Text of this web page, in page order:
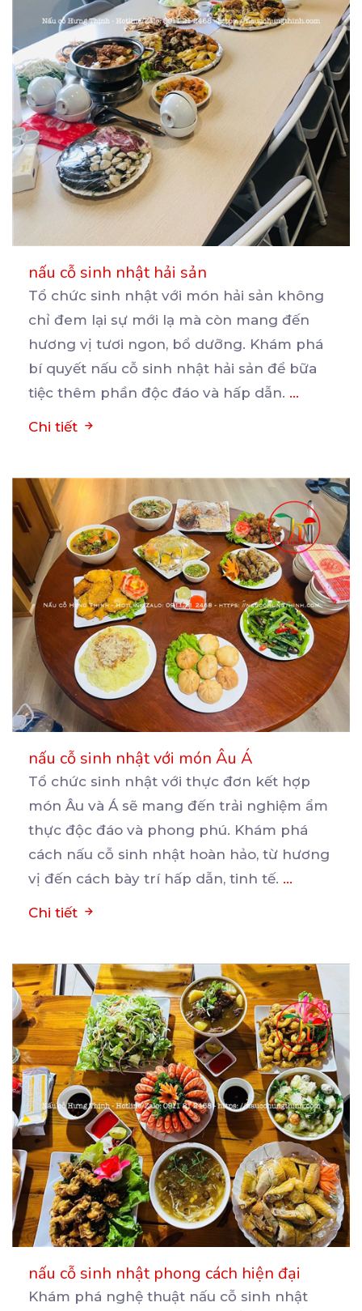
nấu cỗ sinh nhật hải sản
Tổ chức sinh nhật với món hải sản không
chỉ đem lại sự mới lạ mà còn mang đến
hương vị tươi ngon, bổ dưỡng. Khám phá
bí quyết nấu cỗ sinh nhật hải sản để bữa
tiệc thêm phần độc đáo và hấp dẫn. ...
Chi tiết
nấu cỗ sinh nhật với món Âu Á
Tổ chức sinh nhật với thực đơn kết hợp
món Âu và Á sẽ mang đến trải nghiệm ẩm
thực độc đáo và phong phú. Khám phá
cách nấu cỗ sinh nhật hoàn hảo, từ hương
vị đến cách bày trí hấp dẫn, tinh tế. ...
Chi tiết
nấu cỗ sinh nhật phong cách hiện đại
Khám phá nghệ thuật nấu cỗ sinh nhật